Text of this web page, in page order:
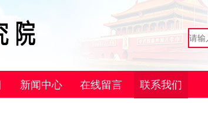
新闻中心 在线留言 联系我们